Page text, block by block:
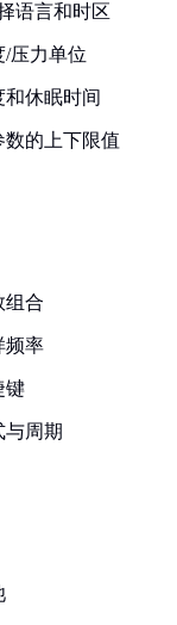
语言和时区
/压力单位
和休眠时间
数的上下限值
组合
频率
键
与周期